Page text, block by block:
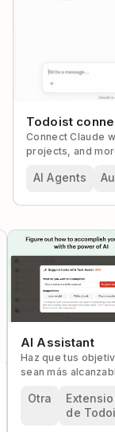
Todoist
Connect Claude
projects, and
AI Agents
AI Assistant
Haz que tus
sean más
Otra
de